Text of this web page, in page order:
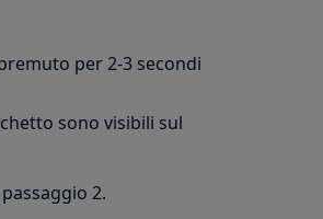
per 2-3 secondi
sono visibili sul
2.